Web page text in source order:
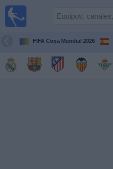
FIFA Copa Mundial 2026
Guía de
Televisados